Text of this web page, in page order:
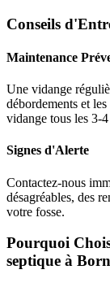
Conseils
Maintenance
Une vidange
débordements et
vidange tous les 3-4
Signes d'Alerte
Contactez-nous
désagréables, des
votre fosse.
Pourquoi
septique à